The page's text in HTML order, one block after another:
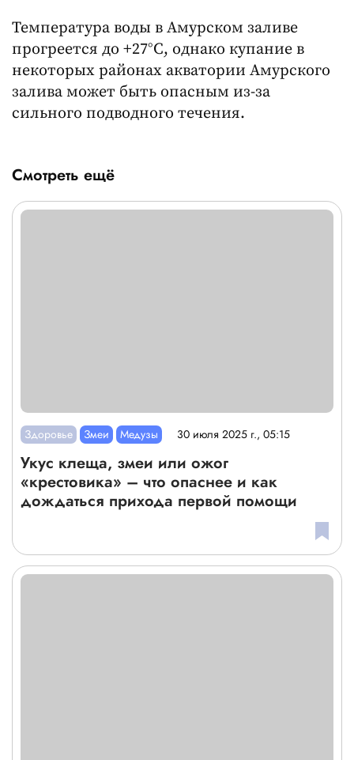
Температура воды в Амурском заливе
прогреется до +27°C, однако купание в
некоторых районах акватории Амурского
залива может быть опасным из-за
сильного подводного течения.
Смотреть ещё
Здоровье Змеи Медузы 30 июля 2025 г., 05:15
Укус клеща, змеи или ожог
«крестовика» – что опаснее и как
дождаться прихода первой помощи